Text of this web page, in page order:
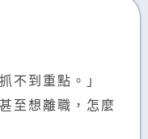
不到重點。」
至想離職，怎麼